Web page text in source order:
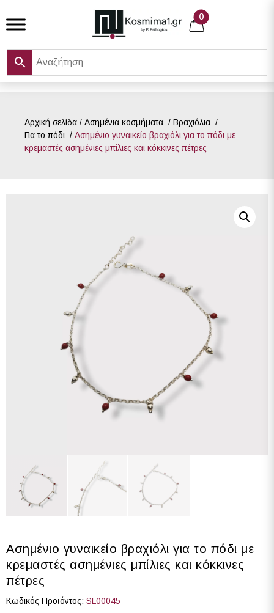
to
0
Αρχική σελίδα / Ασημένια κοσμήματα / Βραχιόλια /
Για το πόδι / Ασημένιο γυναικείο βραχιόλι για το πόδι με
κρεμαστές ασημένιες μπίλιες και κόκκινες πέτρες
Ασημένιο γυναικείο βραχιόλι για το πόδι με
κρεμαστές ασημένιες μπίλιες και κόκκινες
πέτρες
Κωδικός Προϊόντος: SL00045